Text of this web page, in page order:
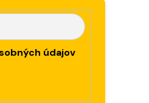
údajov